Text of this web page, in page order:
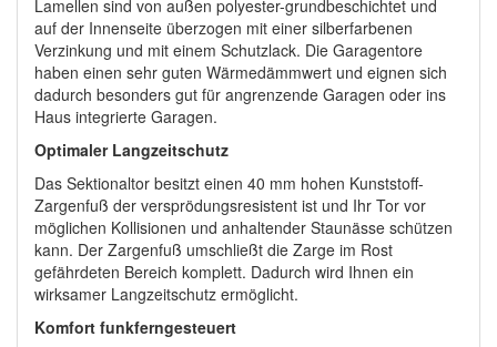
Lamellen sind von außen polyester-grundbeschichtet und
auf der Innenseite überzogen mit einer silberfarbenen
Verzinkung und mit einem Schutzlack. Die Garagentore
haben einen sehr guten Wärmedämmwert und eignen sich
dadurch besonders gut für angrenzende Garagen oder ins
Haus integrierte Garagen.
Optimaler Langzeitschutz
Das Sektionaltor besitzt einen 40 mm hohen Kunststoff-
Zargenfuß der versprödungsresistent ist und Ihr Tor vor
möglichen Kollisionen und anhaltender Staunässe schützen
kann. Der Zargenfuß umschließt die Zarge im Rost
gefährdeten Bereich komplett. Dadurch wird Ihnen ein
wirksamer Langzeitschutz ermöglicht.
Komfort funkferngesteuert